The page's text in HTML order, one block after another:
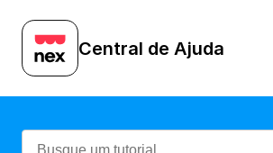
Central de Ajuda